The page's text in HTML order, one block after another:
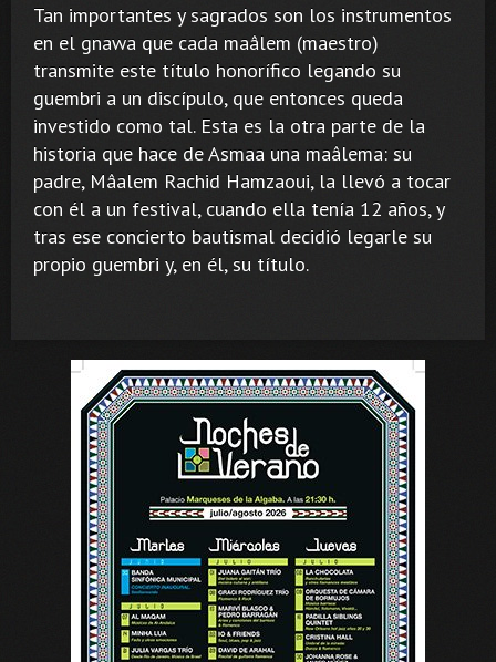
Tan importantes y sagrados son los instrumentos
en el gnawa que cada maâlem (maestro)
transmite este título honorífico legando su
guembri a un discípulo, que entonces queda
investido como tal. Esta es la otra parte de la
historia que hace de Asmaa una maâlema: su
padre, Mâalem Rachid Hamzaoui, la llevó a tocar
con él a un festival, cuando ella tenía 12 años, y
tras ese concierto bautismal decidió legarle su
propio guembri y, en él, su título.